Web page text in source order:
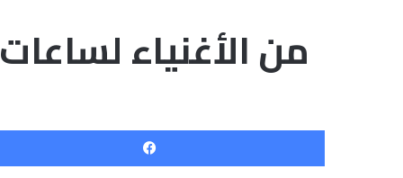
من الأغنياء لساعات.. 21 مليار دولار في حساب شاب يشغل